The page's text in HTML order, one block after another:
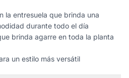
la entresuela que brinda una
durante todo el día
brinda agarre en toda la planta
un estilo más versátil